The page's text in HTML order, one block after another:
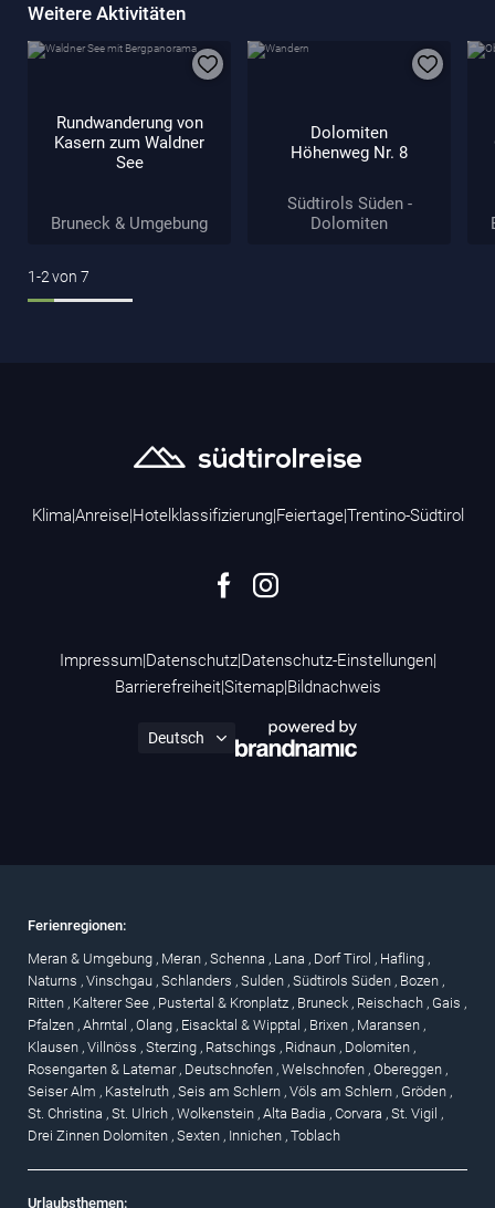
Weitere Aktivitäten
Rundwanderung von
Kasern zum Waldner
See
Bruneck & Umgebung
Dolomiten
Höhenweg Nr. 8
Südtirols Süden -
Dolomiten
1-2von 7
Klima|Anreise|Hotelklassifizierung|Feiertage|Trentino-Südtirol
Impressum|Datenschutz|Datenschutz-Einstellungen|
Barrierefreiheit|Sitemap|Bildnachweis
Ferienregionen:
Meran & Umgebung , Meran , Schenna , Lana , Dorf Tirol , Hafling ,
Naturns , Vinschgau , Schlanders , Sulden , Südtirols Süden , Bozen ,
Ritten , Kalterer See , Pustertal & Kronplatz , Bruneck , Reischach , Gais ,
Pfalzen , Ahrntal , Olang , Eisacktal & Wipptal , Brixen , Maransen ,
Klausen , Villnöss , Sterzing , Ratschings , Ridnaun , Dolomiten ,
Rosengarten & Latemar , Deutschnofen , Welschnofen , Obereggen ,
Seiser Alm , Kastelruth , Seis am Schlern , Völs am Schlern , Gröden ,
St. Christina , St. Ulrich , Wolkenstein , Alta Badia , Corvara , St. Vigil ,
Drei Zinnen Dolomiten , Sexten , Innichen , Toblach
Urlaubsthemen: